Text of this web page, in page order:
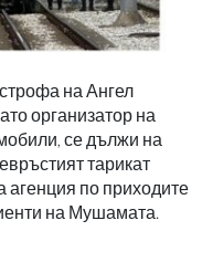
на Ангел
организатор на
се дължи на
тарикат
по приходите
на Мушамата.